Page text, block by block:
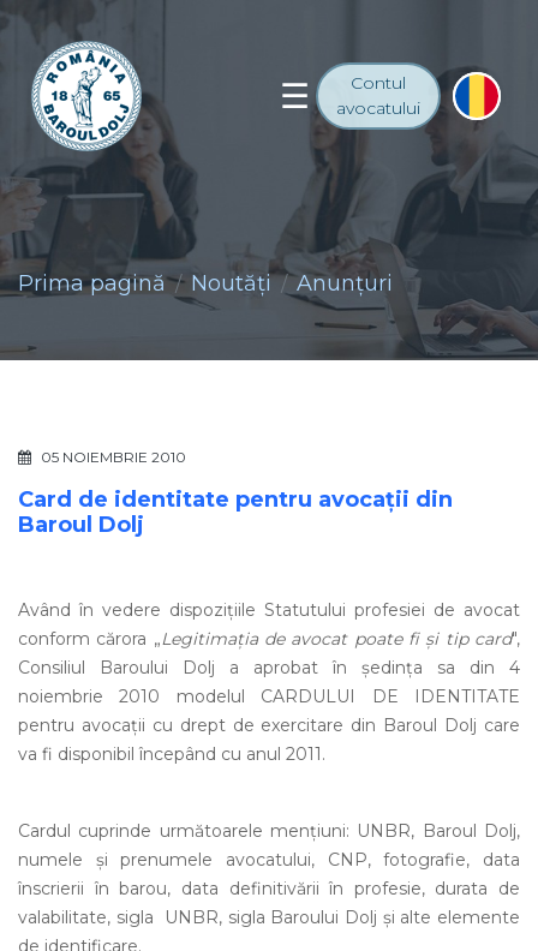
Contul
avocatului
Prima pagină Noutăţi Anunţuri
05 NOIEMBRIE 2010
Card de identitate pentru avocaţii din
Baroul Dolj
Având în vedere dispoziţiile Statutului profesiei de avocat
conform cărora „Legitimaţia de avocat poate fi şi tip card",
Consiliul Baroului Dolj a aprobat în şedinţa sa din 4
noiembrie 2010 modelul CARDULUI DE IDENTITATE
pentru avocaţii cu drept de exercitare din Baroul Dolj care
va fi disponibil începând cu anul 2011.
Cardul cuprinde următoarele menţiuni: UNBR, Baroul Dolj,
numele şi prenumele avocatului, CNP, fotografie, data
înscrierii în barou, data definitivării în profesie, durata de
valabilitate, sigla
UNBR, sigla Baroului Dolj şi alte elemente
de identificare.